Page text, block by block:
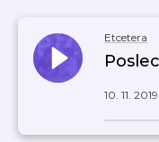
Etcetera
10. 11. 2019